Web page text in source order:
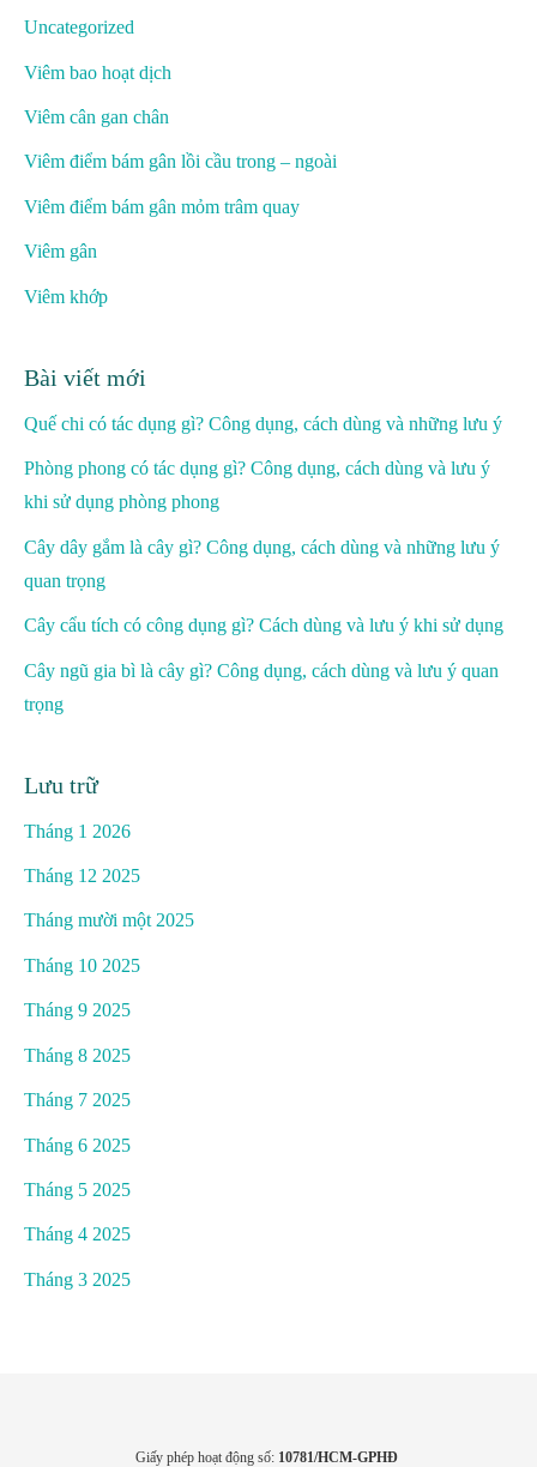
Uncategorized
Viêm bao hoạt dịch
Viêm cân gan chân
Viêm điểm bám gân lồi cầu trong – ngoài
Viêm điểm bám gân mỏm trâm quay
Viêm gân
Viêm khớp
Bài viết mới
Quế chi có tác dụng gì? Công dụng, cách dùng và những lưu ý
Phòng phong có tác dụng gì? Công dụng, cách dùng và lưu ý
khi sử dụng phòng phong
Cây dây gắm là cây gì? Công dụng, cách dùng và những lưu ý
quan trọng
Cây cẩu tích có công dụng gì? Cách dùng và lưu ý khi sử dụng
Cây ngũ gia bì là cây gì? Công dụng, cách dùng và lưu ý quan
trọng
Lưu trữ
Tháng 1 2026
Tháng 12 2025
Tháng mười một 2025
Tháng 10 2025
Tháng 9 2025
Tháng 8 2025
Tháng 7 2025
Tháng 6 2025
Tháng 5 2025
Tháng 4 2025
Tháng 3 2025
Giấy phép hoạt động số: 10781/HCM-GPHĐ